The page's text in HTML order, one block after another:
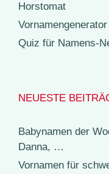
Horstomat
Vornamengenerator
Quiz für Namens-
NEUESTE
Babynamen der
Danna, …
Vornamen für